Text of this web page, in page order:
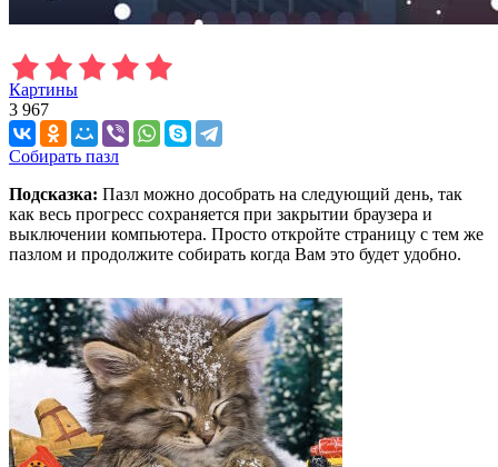
Картины
3 967
Собирать пазл
Подсказка: Пазл можно дособрать на следующий день, так
как весь прогресс сохраняется при закрытии браузера и
выключении компьютера. Просто откройте страницу с тем же
пазлом и продолжите собирать когда Вам это будет удобно.